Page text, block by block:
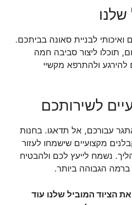
שלנו
ואיכותי לבניית סאונה בביתכם.
תוכלו ליצור סביבה חמה
ולהתרפא מקשיי
לשירותכם
עבורכם, אל תדאגו. בחנות
מקצועיים שישמחו לעזור
נשמח לייעץ לכם ולהבטיח
הגבוהה ביותר.
הציוד המוביל שלנו עוד